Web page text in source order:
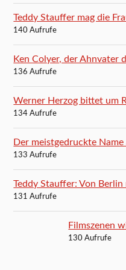
Teddy Stauffer mag die
140 Aufrufe
Ken Colyer, der Ahnvater
136 Aufrufe
Werner Herzog bittet um
134 Aufrufe
Der meistgedruckte
133 Aufrufe
Teddy Stauffer: Von
131 Aufrufe
Filmszenen
130 Aufrufe